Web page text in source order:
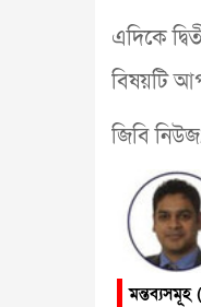
এদিকে
বিষয়টি
জিবি
মন্তব্যসমূহ